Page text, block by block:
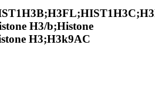
H3/b;Histone
H3;H3k9AC